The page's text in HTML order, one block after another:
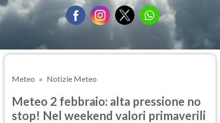
Meteo Notizie Meteo
Meteo 2 febbraio: alta pressione no
stop! Nel weekend valori primaverili